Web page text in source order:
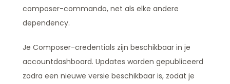
composer-commando, net als elke andere
dependency.
Je Composer-credentials zijn beschikbaar in je
accountdashboard. Updates worden gepubliceerd
zodra een nieuwe versie beschikbaar is, zodat je